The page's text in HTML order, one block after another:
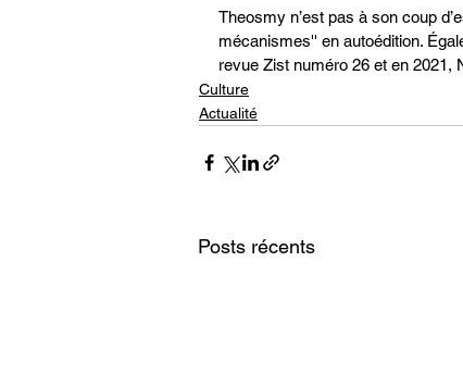
Theosmy n’est pas à son coup
mécanismes'' en autoédition.
revue Zist numéro 26 et en 2021,
Culture
Actualité
Posts récents